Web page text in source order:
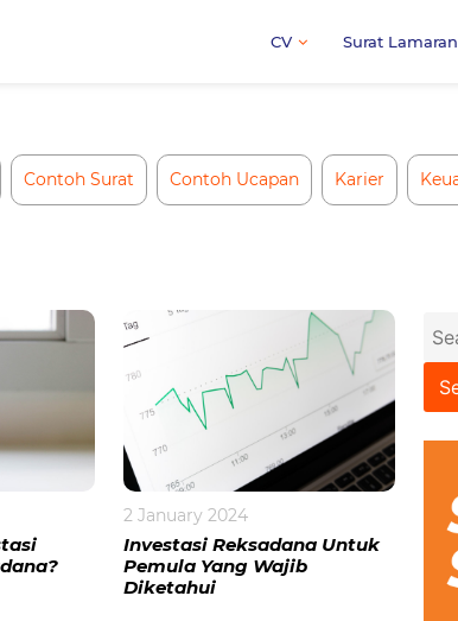
CV Surat
Contoh Surat Contoh Ucapan Karier
2 January 2024
Investasi Reksadana Untuk
Pemula Yang Wajib
Diketahui